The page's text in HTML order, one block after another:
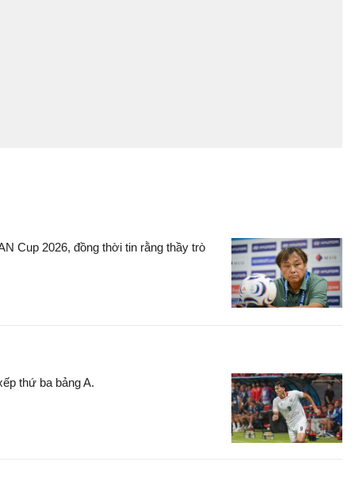
Cup 2026, đồng thời tin rằng thầy trò
thứ ba bảng A.